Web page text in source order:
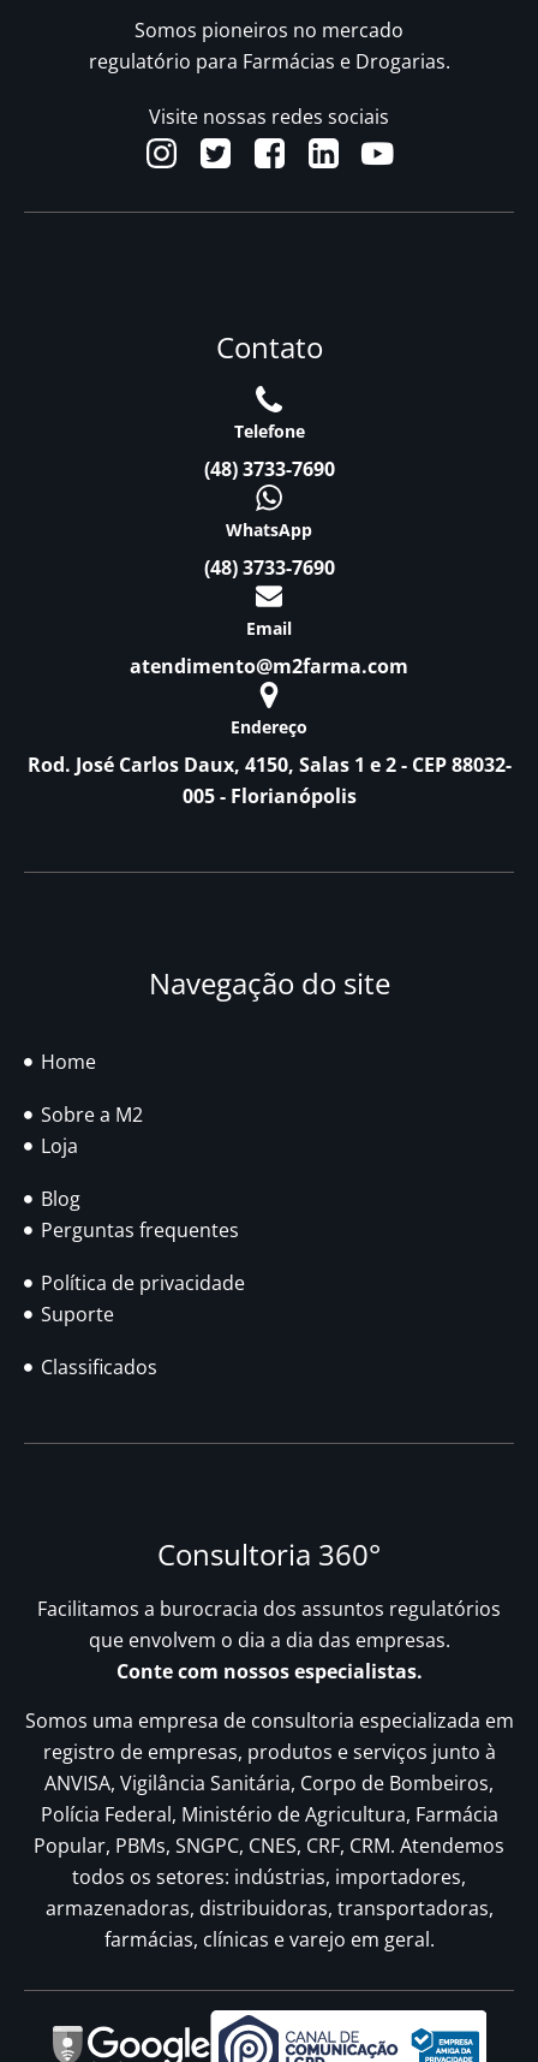
Somos pioneiros no mercado
regulatório para Farmácias e Drogarias.
Visite nossas redes sociais
Contato
Telefone
(48) 3733-7690
WhatsApp
(48) 3733-7690
Email
atendimento@m2farma.com
Endereço
Rod. José Carlos Daux, 4150, Salas 1 e 2 - CEP 88032-
005 - Florianópolis
Navegação do site
Home
Sobre a M2
Loja
Blog
Perguntas frequentes
Política de privacidade
Suporte
Classificados
Consultoria 360°
Facilitamos a burocracia dos assuntos regulatórios
que envolvem o dia a dia das empresas.
Conte com nossos especialistas.
Somos uma empresa de consultoria especializada em
registro de empresas, produtos e serviços junto à
ANVISA, Vigilância Sanitária, Corpo de Bombeiros,
Polícia Federal, Ministério de Agricultura, Farmácia
Popular, PBMs, SNGPC, CNES, CRF, CRM. Atendemos
todos os setores: indústrias, importadores,
armazenadoras, distribuidoras, transportadoras,
farmácias, clínicas e varejo em geral.